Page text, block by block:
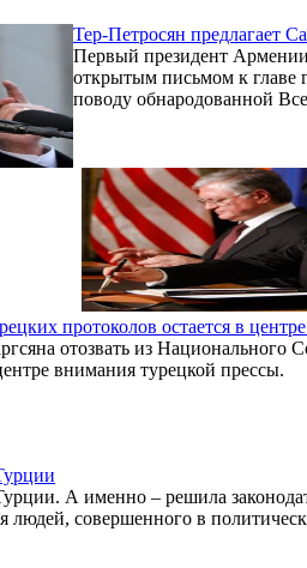
Тер-Петросян предлагает
Первый президент
открытым письмом к главе
поводу обнародованной
протоколов остается в
отозвать из Национального
внимания турецкой прессы.
А именно – решила
людей, совершенного в